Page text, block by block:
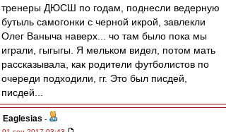
тренеры ДЮСШ по годам, поднесли ведерную
бутыль самогонки с черной икрой, завлекли
Олег Ваныча наверх... чо там было пока мы
играли, гыгыгы. Я мельком видел, потом мать
рассказывала, как родители футболистов по
очереди подходили, гг. Это был писдей,
писдей...
Eaglesias -